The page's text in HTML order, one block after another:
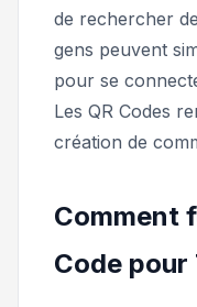
de rechercher
gens peuvent
pour se
Les QR Codes
création de
Comment
Code pour